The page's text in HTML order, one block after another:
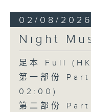
02/08/2026
Night
足本 Full
第一部份
02:00)
第二部份